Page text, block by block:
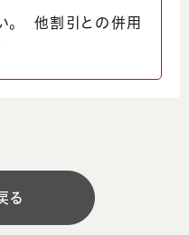
。 他割引との併用
る